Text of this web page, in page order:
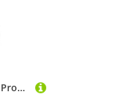
HLTesy Außenbordmotor-Propeller for Außenbord-Propeller-Zubehör